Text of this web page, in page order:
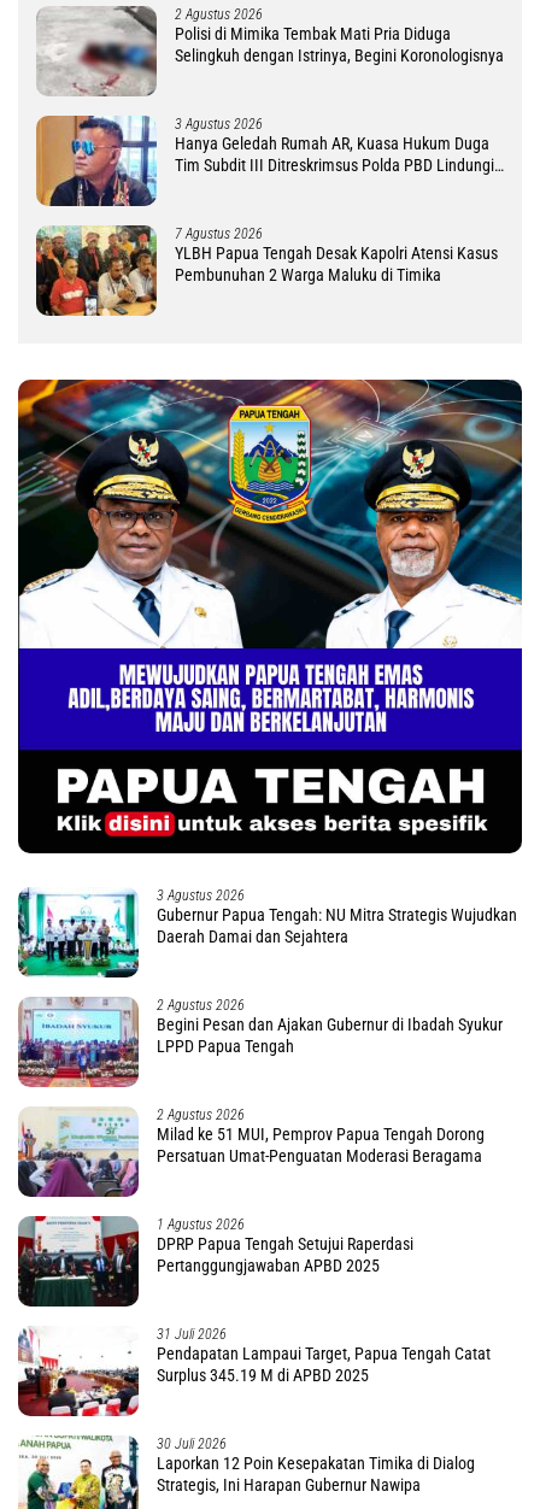
2 Agustus 2026
Polisi di Mimika Tembak Mati Pria Diduga
Selingkuh dengan Istrinya, Begini Koronologisnya
3 Agustus 2026
Hanya Geledah Rumah AR, Kuasa Hukum Duga
Tim Subdit III Ditreskrimsus Polda PBD Lindungi
7 Agustus 2026
YLBH Papua Tengah Desak Kapolri Atensi Kasus
Pembunuhan 2 Warga Maluku di Timika
3 Agustus 2026
Gubernur Papua Tengah: NU Mitra Strategis Wujudkan
Daerah Damai dan Sejahtera
2 Agustus 2026
Begini Pesan dan Ajakan Gubernur di Ibadah Syukur
LPPD Papua Tengah
2 Agustus 2026
Milad ke 51 MUI, Pemprov Papua Tengah Dorong
Persatuan Umat-Penguatan Moderasi Beragama
1 Agustus 2026
DPRP Papua Tengah Setujui Raperdasi
Pertanggungjawaban APBD 2025
31 Juli 2026
Pendapatan Lampaui Target, Papua Tengah Catat
Surplus 345.19 M di APBD 2025
30 Juli 2026
Laporkan 12 Poin Kesepakatan Timika di Dialog
Strategis, Ini Harapan Gubernur Nawipa